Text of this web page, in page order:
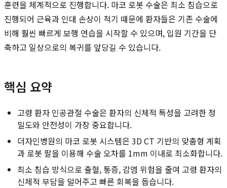
훈련을 체계적으로 진행합니다. 마코 로봇 수술은 최소 침습으로
진행되어 근육과 인대 손상이 적기 때문에 환자들은 기존 수술에
비해 훨씬 빠르게 보행 연습을 시작할 수 있으며, 입원 기간을 단
축하고 일상으로의 복귀를 앞당길 수 있습니다.
핵심 요약
고령 환자 인공관절 수술은 환자의 신체적 특성을 고려한 정
밀도와 안전성이 가장 중요합니다.
더자인병원의 마코 로봇 시스템은 3D CT 기반의 맞춤형 계획
과 로봇 팔을 이용해 수술 오차를 1mm 이내로 최소화합니다.
최소 침습 방식으로 출혈, 통증, 감염 위험을 줄여 고령 환자의
신체적 부담을 덜어주고 빠른 회복을 돕습니다.